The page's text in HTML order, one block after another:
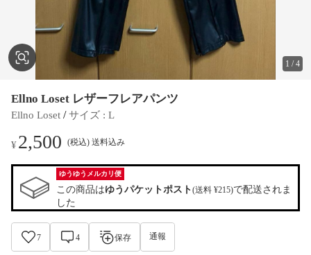
1 /4
Ellno Loset レザーフレアパンツ
Ellno Loset / サイズ : L
¥2,500 (税込) 送料込み
ゆうゆうメルカリ便
この商品はゆうパケットポスト(送料 ¥215)で配送されま
した
7 4 保存 通報